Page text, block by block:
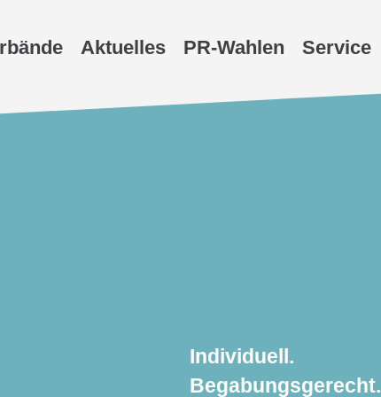
Aktuelles PR-Wahlen Service
Individuell.
Begabungsgerecht.